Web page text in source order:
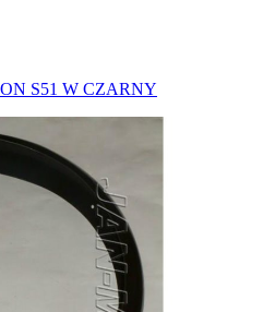
S51 W CZARNY